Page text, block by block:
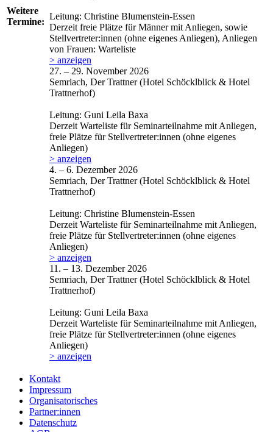
Weitere
Termine:
Leitung: Christine Blumenstein-Essen
Derzeit freie Plätze für Männer mit Anliegen, sowie
Stellvertreter:innen (ohne eigenes Anliegen), Anliegen
von Frauen: Warteliste
> anzeigen
27. – 29. November 2026
Semriach, Der Trattner (Hotel Schöcklblick & Hotel
Trattnerhof)
Leitung: Guni Leila Baxa
Derzeit Warteliste für Seminarteilnahme mit Anliegen,
freie Plätze für Stellvertreter:innen (ohne eigenes
Anliegen)
> anzeigen
4. – 6. Dezember 2026
Semriach, Der Trattner (Hotel Schöcklblick & Hotel
Trattnerhof)
Leitung: Christine Blumenstein-Essen
Derzeit Warteliste für Seminarteilnahme mit Anliegen,
freie Plätze für Stellvertreter:innen (ohne eigenes
Anliegen)
> anzeigen
11. – 13. Dezember 2026
Semriach, Der Trattner (Hotel Schöcklblick & Hotel
Trattnerhof)
Leitung: Guni Leila Baxa
Derzeit Warteliste für Seminarteilnahme mit Anliegen,
freie Plätze für Stellvertreter:innen (ohne eigenes
Anliegen)
> anzeigen
Kontakt
Impressum
Organisatorisches
Partner:innen
Datenschutz